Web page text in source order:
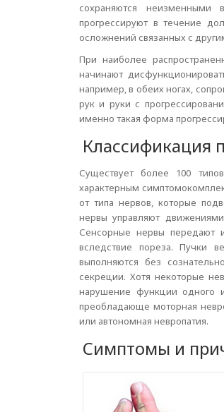
сохраняются
прогрессируют в течение
осложнений связанных с
При наиболее
начинают
например, в обеих ногах,
рук и руки с
именно такая форма
Классификация
Существует более 100
характерным
от типа нервов, которые
нервы управляют
Сенсорные нервы передают
вследствие пореза. Пучки
выполняются без
секреции. Хотя некоторые
нарушение функции одного
преобладающе моторная
или автономная невропатия.
Симптомы и